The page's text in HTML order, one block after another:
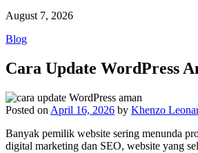
August 7, 2026
Blog
Cara Update WordPress
Posted on April 16, 2026 by Khenzo
Banyak pemilik website sering menunda
digital marketing dan SEO, website yang